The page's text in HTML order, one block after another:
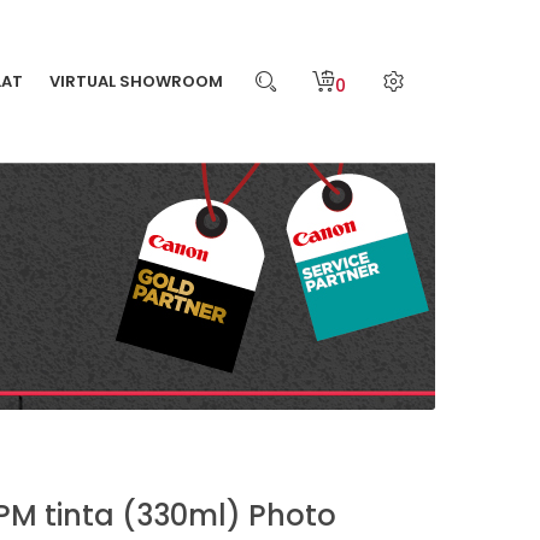
VIRTUAL SHOWROOM 0
tinta (330ml) Photo